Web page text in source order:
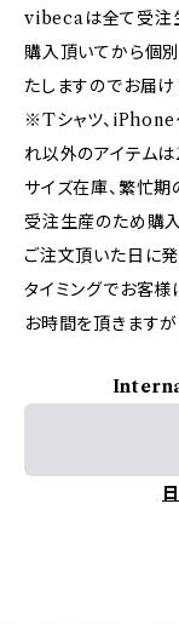
vibecaは全て受注
購入頂いてから個
たしますのでお届
※Tシャツ、iPhone
れ以外のアイテム
サイズ在庫、繁忙
受注生産のため購
ご注文頂いた日に
タイミングでお客様
お時間を頂きます